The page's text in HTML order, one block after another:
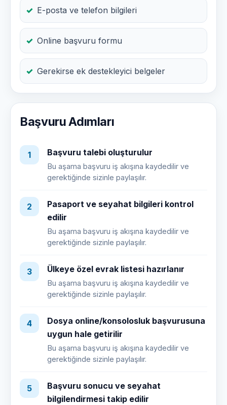
E-posta ve telefon bilgileri
Online başvuru formu
Gerekirse ek destekleyici belgeler
Başvuru Adımları
1 Başvuru talebi oluşturulur
Bu aşama başvuru iş akışına kaydedilir ve
gerektiğinde sizinle paylaşılır.
2
Pasaport ve seyahat bilgileri kontrol
edilir
Bu aşama başvuru iş akışına kaydedilir ve
gerektiğinde sizinle paylaşılır.
3 Ülkeye özel evrak listesi hazırlanır
Bu aşama başvuru iş akışına kaydedilir ve
gerektiğinde sizinle paylaşılır.
4
Dosya online/konsolosluk başvurusuna
uygun hale getirilir
Bu aşama başvuru iş akışına kaydedilir ve
gerektiğinde sizinle paylaşılır.
5
Başvuru sonucu ve seyahat
bilgilendirmesi takip edilir